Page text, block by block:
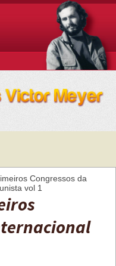
Congressos da
vol 1